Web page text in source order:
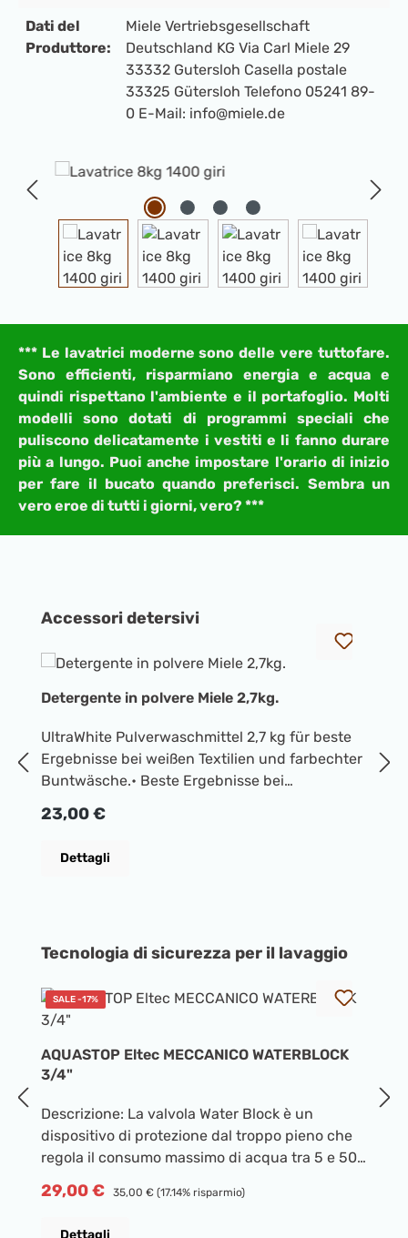
Salta la galleria di immagini
Dati del
Produttore:
Miele Vertriebsgesellschaft
Deutschland KG Via Carl Miele 29
33332 Gutersloh Casella postale
33325 Gütersloh Telefono 05241 89-
0 E-Mail: info@miele.de
*** Le lavatrici moderne sono delle vere tuttofare.
Sono efficienti, risparmiano energia e acqua e
quindi rispettano l'ambiente e il portafoglio. Molti
modelli sono dotati di programmi speciali che
puliscono delicatamente i vestiti e li fanno durare
più a lungo. Puoi anche impostare l'orario di inizio
per fare il bucato quando preferisci. Sembra un
vero eroe di tutti i giorni, vero? ***
Salta la galleria dei prodotti
Accessori detersivi
Detergente in polvere Miele 2,7kg.
UltraWhite Pulverwaschmittel 2,7 kg für beste
Ergebnisse bei weißen Textilien und farbechter
Buntwäsche.• Beste Ergebnisse bei
kraftvoller Formel mit Aktivsauerstoff •
niedrigen Temperaturen • Einfach perfekt
Prezzo normale:
23,00 €
Dettagli
Salta la galleria dei prodotti
Tecnologia di sicurezza per il lavaggio
SALE -17%
AQUASTOP Eltec MECCANICO WATERBLOCK
3/4"
Descrizione: La valvola Water Block è un
dispositivo di protezione dal troppo pieno che
regola il consumo massimo di acqua tra 5 e 50
numero di litri d'acqua che la attraversano. Se
Prezzo di vendita:
29,00 € Prezzo normale:
35,00 € (17.14% risparmio)